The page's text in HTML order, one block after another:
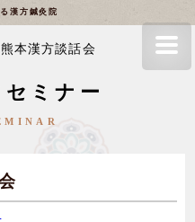
漢方鍼灸院
本漢方談話会
ミナー